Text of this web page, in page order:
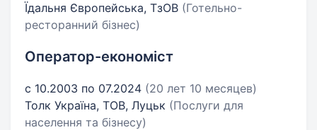
Їдальня Європейська, ТзОВ (Готельно-
ресторанний бізнес)
Оператор-економіст
с 10.2003 по 07.2024 (20 лет 10 месяцев)
Толк Україна, ТОВ, Луцьк (Послуги для
населення та бізнесу)